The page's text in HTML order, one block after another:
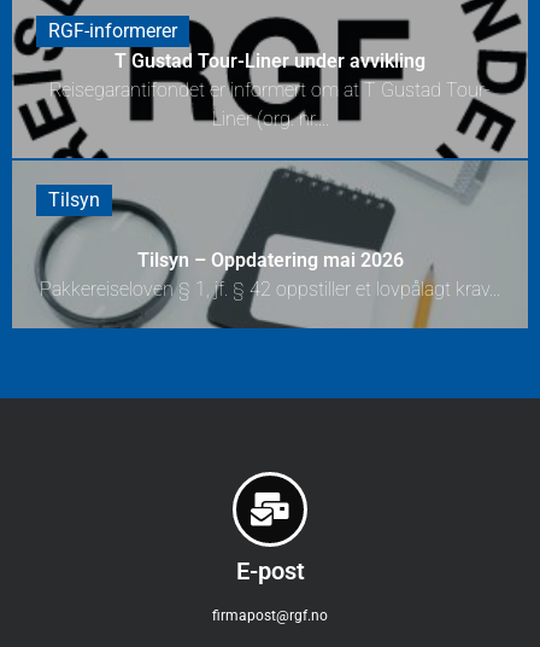
RGF-informerer
T Gustad Tour-Liner under avvikling
Reisegarantifondet er informert om at T Gustad Tour-
Liner (org. nr....
Tilsyn
Tilsyn – Oppdatering mai 2026
Pakkereiseloven § 1, jf. § 42 oppstiller et lovpålagt krav...
E-post
firmapost@rgf.no